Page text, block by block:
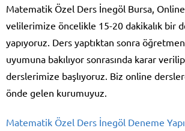
Matematik Özel Ders İnegöl Bursa,
velilerimize öncelikle 15-20 dakikalık bir
yapıyoruz. Ders yaptıktan sonra
uyumuna bakılıyor sonrasında karar
derslerimize başlıyoruz. Biz online
önde gelen kurumuyuz.
Matematik Özel Ders İnegöl Deneme